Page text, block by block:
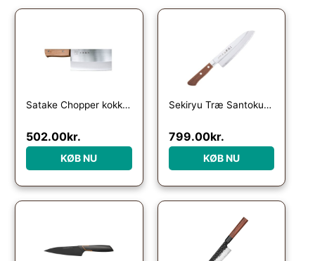
Satake Chopper kokkekniv med træhåndtag
502.00kr.
KØB NU
Sekiryu Træ Santokukniv 16,5 cm V1
799.00kr.
KØB NU